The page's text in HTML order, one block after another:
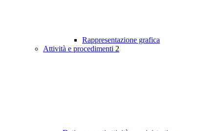
Rappresentazione grafica
Attività e procedimenti 2